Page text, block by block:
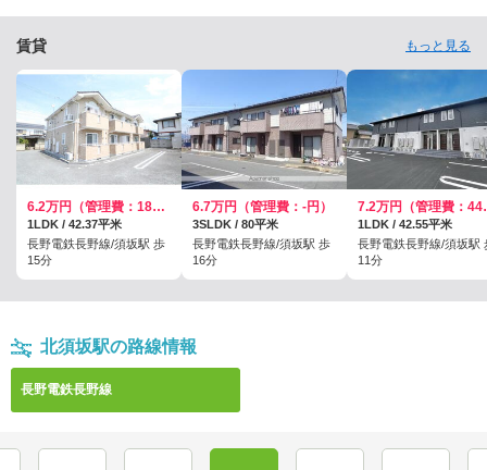
賃貸 もっと見る
6.2万円（管理費：1800円）
1LDK / 42.37平米
長野電鉄長野線/須坂駅 歩
15分
6.7万円（管理費：-円）
3SLDK / 80平米
長野電鉄長野線/須坂駅 歩
16分
7.2
1LDK / 42.55平米
長野電鉄長野線/須坂駅
11分
北須坂駅の路線情報
長野電鉄長野線